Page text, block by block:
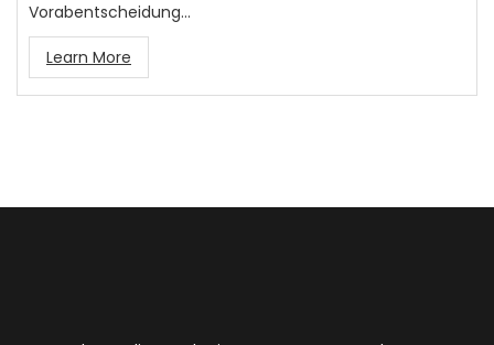
Vorabentscheidung…
Learn More